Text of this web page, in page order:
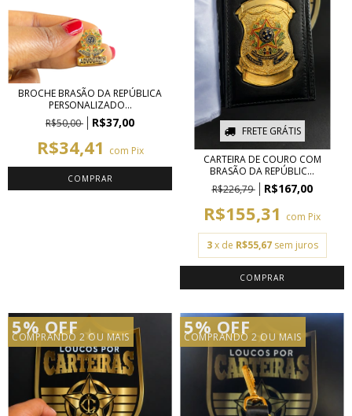
BROCHE BRASÃO DA REPÚBLICA
PERSONALIZADO...
R$50,00
R$37,00
R$34,41 com Pix
FRETE GRÁTIS
CARTEIRA DE COURO COM
BRASÃO DA REPÚBLIC...
R$226,79
R$167,00
R$155,31 com Pix
3 x de R$55,67 sem juros
COMPRAR
5% OFF
COMPRANDO 2 OU MAIS 5% OFF
COMPRANDO 2 OU MAIS